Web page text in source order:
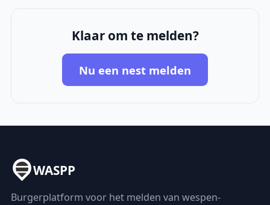
Klaar om te melden?
Nu een nest melden
WASPP
Burgerplatform voor het melden van wespen-